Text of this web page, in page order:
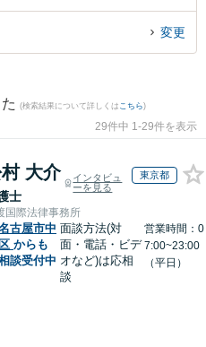
できる名古屋市中区内の弁護士に相談
におすすめです。
変更
(検索結果について詳しくは こちら)
29件中 1-29件を表示
大介
士
インタビュ
ーを見る
東京都
国際法律事務所
古屋市中
区 からも
談受付中
面談方法(対
面・電話・ビデ
オなど)は応相
談
営業時間：0
7:00~23:00
（平日）